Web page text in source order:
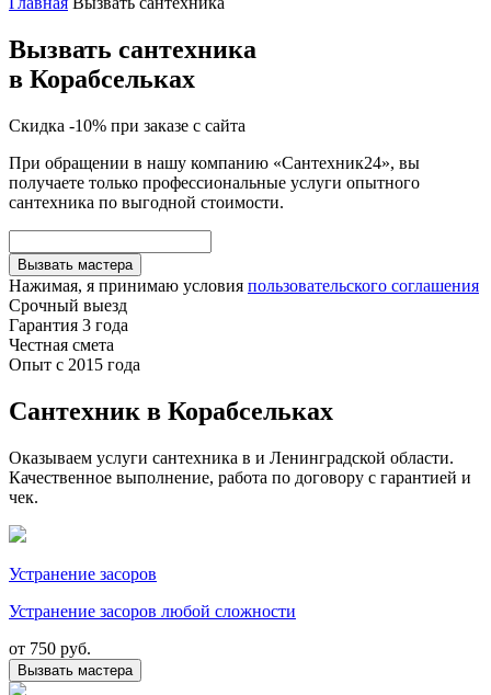
Вызвать сантехника
в Корабсельках
Скидка -10% при заказе с сайта
При обращении в нашу компанию «Сантехник24», вы
получаете только профессиональные услуги опытного
сантехника по выгодной стоимости.
Вызвать мастера
Нажимая, я принимаю условия пользовательского соглашения
Срочный выезд
Гарантия 3 года
Честная смета
Опыт с 2015 года
Сантехник в Корабсельках
Оказываем услуги сантехника в и Ленинградской области.
Качественное выполнение, работа по договору с гарантией и
чек.
Устранение засоров
Устранение засоров любой сложности
от 750 руб.
Вызвать мастера